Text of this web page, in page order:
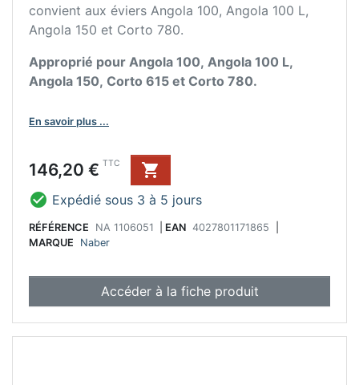
convient aux éviers Angola 100, Angola 100 L,
Angola 150 et Corto 780.
Approprié pour Angola 100, Angola 100 L,
Angola 150, Corto 615 et Corto 780.
En savoir plus ...
Prix
146,20 € TTC

 Expédié sous 3 à 5 jours
RÉFÉRENCE NA 1106051 EAN 4027801171865
MARQUE
Naber
Accéder à la fiche produit